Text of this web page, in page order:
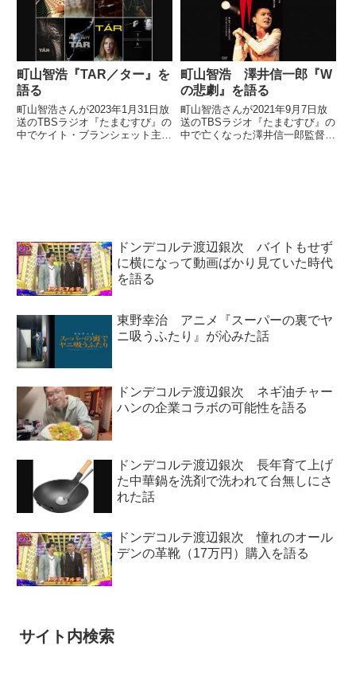
町山智浩『TAR／ター』を
語る
町山智浩さんが2023年1月31日放
送のTBSラジオ『たまむすび』の
中でケイト・ブランシェット主演
町山智浩 澤井信一郎『W
の悲劇』を語る
町山智浩さんが2021年9月7日放
送のTBSラジオ『たまむすび』の
中で亡くなった澤井信一郎監督を
ドンデコルテ渡辺銀次 バイトもせず
に横になって動画ばかり見ていた時代
を語る
東野幸治 アニメ『スーパーの裏でヤ
ニ吸うふたり』が沁みた話
ドンデコルテ渡辺銀次 ネギ油チャー
ハンの企業コラボの可能性を語る
ドンデコルテ渡辺銀次 長年育て上げ
た中華鍋を洗剤で洗われて台無しにさ
れた話
ドンデコルテ渡辺銀次 憧れのオール
デンの革靴（17万円）購入を語る
サイト内検索